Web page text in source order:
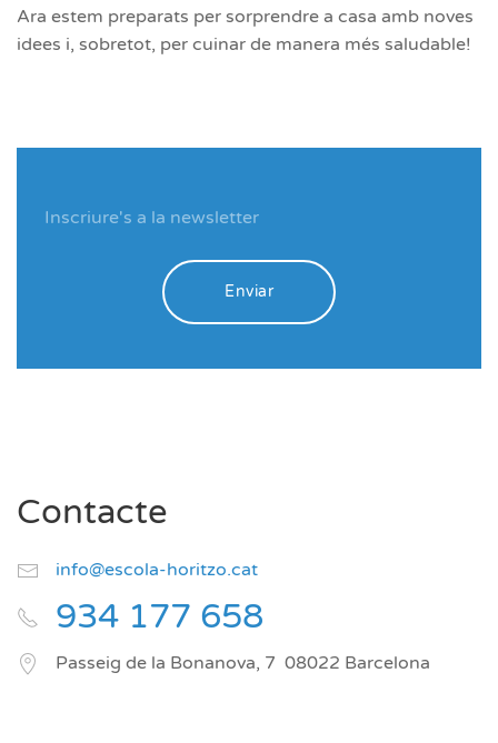
Ara estem preparats per sorprendre a casa amb noves
idees i, sobretot, per cuinar de manera més saludable!
Enviar
Contacte
info@escola-horitzo.cat
934 177 658
Passeig de la Bonanova, 7 08022 Barcelona